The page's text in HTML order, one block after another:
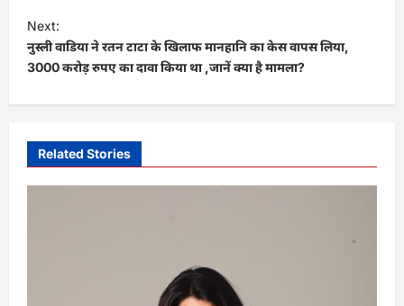
s
t
n
a
g
Next:
नुस्ली वाडिया ने रतन टाटा के खिलाफ मानहानि का केस वापस लिया,
3000 करोड़ रुपए का दावा किया था ,जानें क्या है मामला?
Related Stories